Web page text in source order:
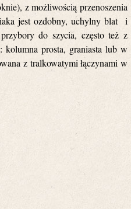
z możliwością przenoszenia
jest ozdobny, uchylny blat i
do szycia, często też z
kolumna prosta, graniasta lub w
z tralkowatymi łączynami w